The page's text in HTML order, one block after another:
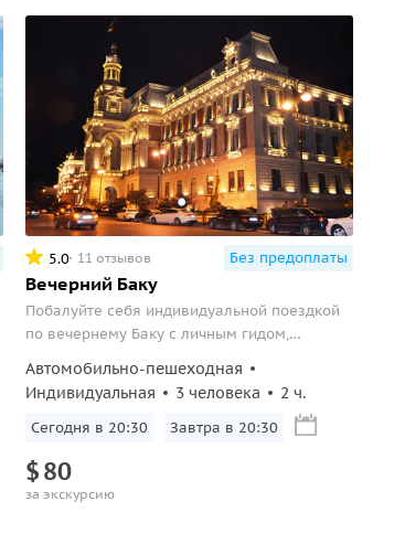
5.0 11 отзывов Без предоплаты
Вечерний Баку
Побалуйте себя индивидуальной поездкой
по вечернему Баку с личным гидом,
города.
Автомобильно-пешеходная
Индивидуальная
3 человека 2 ч.
Сегодня в 20:30 Завтра в 20:30
$80
за экскурсию